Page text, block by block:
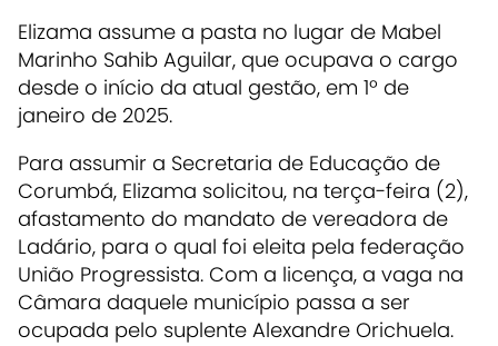
Elizama assume a pasta no lugar de Mabel
Marinho Sahib Aguilar, que ocupava o cargo
desde o início da atual gestão, em 1º de
janeiro de 2025.
Para assumir a Secretaria de Educação de
Corumbá, Elizama solicitou, na terça-feira (2),
afastamento do mandato de vereadora de
Ladário, para o qual foi eleita pela federação
União Progressista. Com a licença, a vaga na
Câmara daquele município passa a ser
ocupada pelo suplente Alexandre Orichuela.